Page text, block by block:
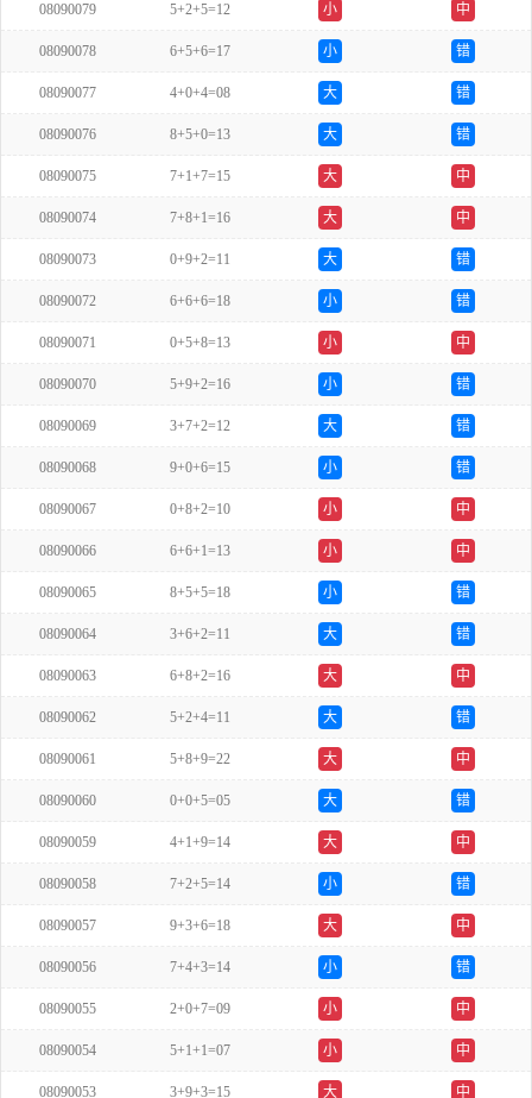
08090079 5+2+5=12 小 中
08090078 6+5+6=17 小 错
08090077 4+0+4=08 大 错
08090076 8+5+0=13 大 错
08090075 7+1+7=15 大 中
08090074 7+8+1=16 大 中
08090073 0+9+2=11 大 错
08090072 6+6+6=18 小 错
08090071 0+5+8=13 小 中
08090070 5+9+2=16 小 错
08090069 3+7+2=12 大 错
08090068 9+0+6=15 小 错
08090067 0+8+2=10 小 中
08090066 6+6+1=13 小 中
08090065 8+5+5=18 小 错
08090064 3+6+2=11 大 错
08090063 6+8+2=16 大 中
08090062 5+2+4=11 大 错
08090061 5+8+9=22 大 中
08090060 0+0+5=05 大 错
08090059 4+1+9=14 大 中
08090058 7+2+5=14 小 错
08090057 9+3+6=18 大 中
08090056 7+4+3=14 小 错
08090055 2+0+7=09 小 中
08090054 5+1+1=07 小 中
08090053 3+9+3=15 大 中